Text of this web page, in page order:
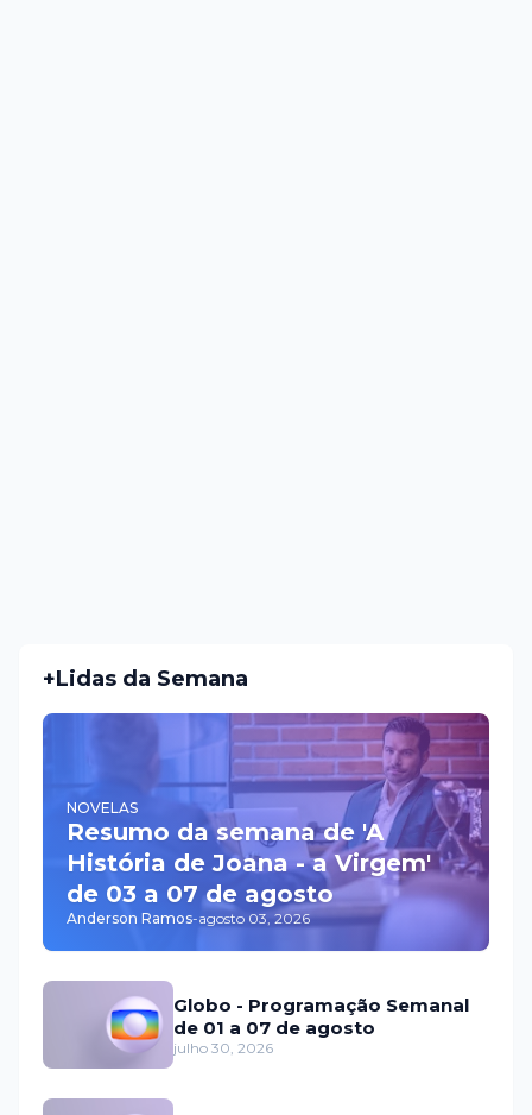
+Lidas da Semana
NOVELAS
Resumo da semana de 'A
História de Joana - a Virgem'
de 03 a 07 de agosto
Anderson Ramos-agosto 03, 2026
Globo - Programação Semanal
de 01 a 07 de agosto
julho 30, 2026